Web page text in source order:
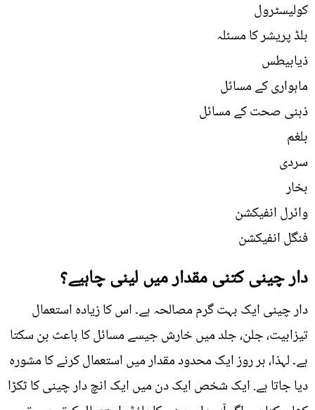
کولیسٹرول
بلڈ پریشر کا مسئلہ
ذیابیطس
ماہواری کے مسائل
ذہنی صحت کے مسائل
بلغم
سردی
بخار
وائرل انفیکشن
فنگل انفیکشن
دار چینی کتنی مقدار میں لینی چاہیے؟
دار چینی ایک بہت گرم مصالحہ ہے۔ اس کا زیادہ استعمال
تیزابیت، جلن، جلد میں خارش جیسے مسائل کا باعث بن سکتا
ہے۔ لہذا، ہر روز ایک محدود مقدار میں استعمال کرنے کا مشورہ
دیا جاتا ہے. ایک شخص ایک دن میں ایک انچ دار چینی کا ٹکڑا